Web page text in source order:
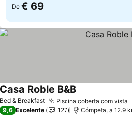
De € 69
Bed & Breakfast Piscina coberta com vista
Casa Roble B&B
9,6 Excelente 127 Cómpeta, a 12.9